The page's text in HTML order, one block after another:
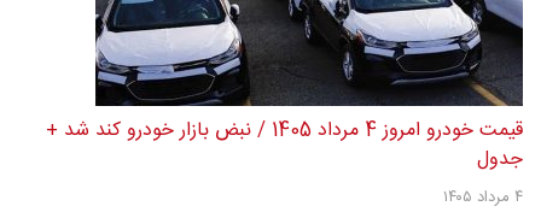
قیمت خودرو امروز 4 مرداد 1405 / نبض بازار خودرو کند شد +
جدول
۴ مرداد ۱۴۰۵